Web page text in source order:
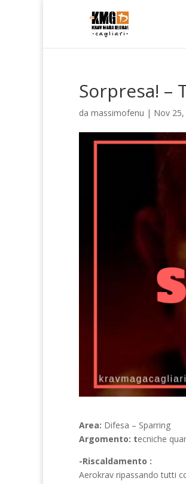
Sorpresa!
da massimofenu | Nov 25,
Area: Difesa – Sparring
Argomento: tecniche
-Riscaldamento :
Aerokrav ripassando tutti